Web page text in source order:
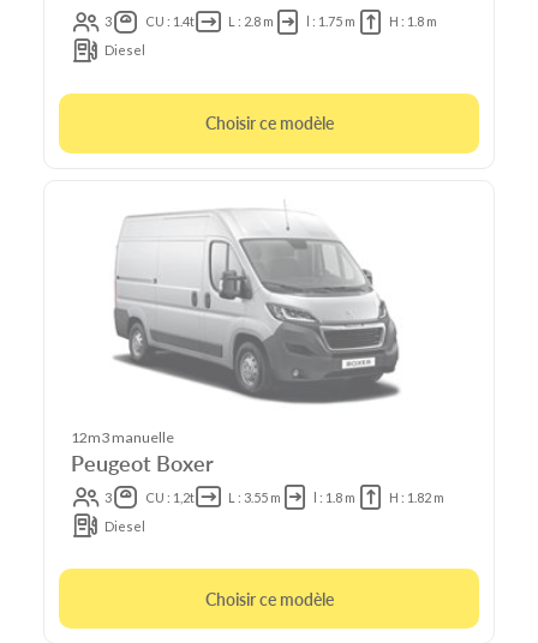
3 CU : 1.4t L : 2.8 m l : 1.75 m
H : 1.8 m
Diesel
Choisir ce modèle
12m3 manuelle
Peugeot Boxer
3 CU : 1,2t L : 3.55 m l : 1.8 m
H : 1.82 m
Diesel
Choisir ce modèle